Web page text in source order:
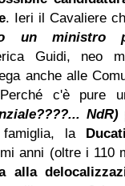
. Ieri il Cavaliere
un ministro
Guidi, neo
anche alle
c'è pure
NdR)
famiglia, la
anni (oltre i 110
alla